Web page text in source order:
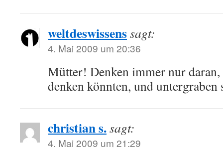
weltdeswissenssagt:
4. Mai 2009 um 20:36
Mütter! Denken immer nur daran,
denken könnten, und untergraben
christian s.sagt:
4. Mai 2009 um 21:29